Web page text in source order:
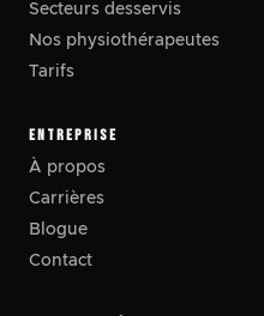
Secteurs desservis
Nos physiothérapeutes
Tarifs
ENTREPRISE
À propos
Carrières
Blogue
Contact